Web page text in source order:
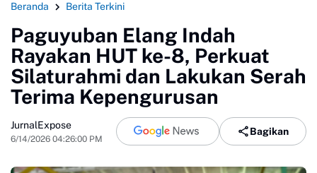
Beranda Berita Terkini
Paguyuban Elang Indah
Rayakan HUT ke-8, Perkuat
Silaturahmi dan Lakukan Serah
Terima Kepengurusan
JurnalExpose
6/14/2026 04:26:00 PM
Bagikan